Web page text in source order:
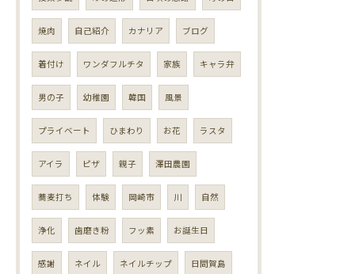
焼肉 自己紹介 カナリア ブログ
着付け ワンダフルチタ 家族 キャラ弁
男の子 幼稚園 韓国 風景
プライベート ひまわり お花 ラスタ
アイラ ピザ 親子 澤田農園
蕎麦打ち 体験 岡崎市 川 自然
浄化 歯磨き粉 フッ素 お誕生日
感謝 ネイル ネイルチップ 日間賀島